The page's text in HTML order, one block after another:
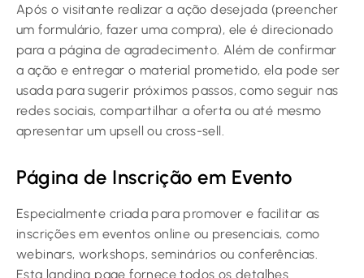
Após o visitante realizar a ação desejada (preencher
um formulário, fazer uma compra), ele é direcionado
para a página de agradecimento. Além de confirmar
a ação e entregar o material prometido, ela pode ser
usada para sugerir próximos passos, como seguir nas
redes sociais, compartilhar a oferta ou até mesmo
apresentar um upsell ou cross-sell.
Página de Inscrição em Evento
Especialmente criada para promover e facilitar as
inscrições em eventos online ou presenciais, como
webinars, workshops, seminários ou conferências.
Esta landing page fornece todos os detalhes